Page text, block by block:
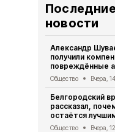
Последние
новости
Александр
получили
повреждённые
Общество Вчера,
Белгородский
рассказал,
остаётся
Общество Вчера,